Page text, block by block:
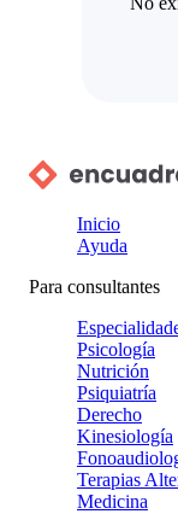
Inicio
Ayuda
Para consultantes
Psicología
Nutrición
Psiquiatría
Derecho
Kinesiología
Terapias
Medicina